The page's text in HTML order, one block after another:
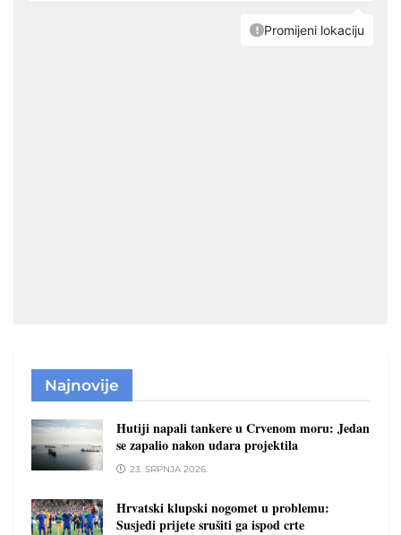
Najnovije
Hutiji napali tankere u Crvenom moru: Jedan
se zapalio nakon udara projektila
23. SRPNJA 2026.
Hrvatski klupski nogomet u problemu:
Susjedi prijete srušiti ga ispod crte